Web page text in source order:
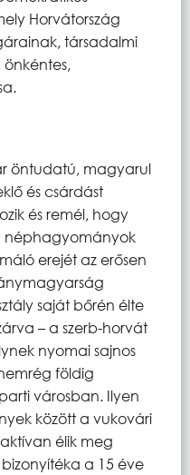
Horvátország
társadalmi
önkéntes,
magyarul
és csárdást
és remél, hogy
néphagyományok
erejét az erősen
saját bőrén élte
– a szerb-horvát
nyomai sajnos
földig
városban. Ilyen
között a vukovári
élik meg
a 15 éve